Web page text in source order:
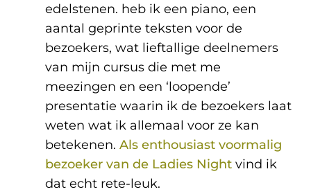
edelstenen. heb ik een piano, een
aantal geprinte teksten voor de
bezoekers, wat lieftallige deelnemers
van mijn cursus die met me
meezingen en een ‘loopende’
presentatie waarin ik de bezoekers laat
weten wat ik allemaal voor ze kan
betekenen. Als enthousiast voormalig
bezoeker van de Ladies Night vind ik
dat echt rete-leuk.